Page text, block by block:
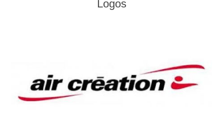
Logos